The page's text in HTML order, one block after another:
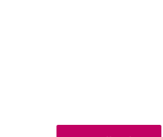
Rechtspraak.nl
Rechtspraak.nl
verlaat Rechtspraak.nl
verlaat Rechtspraak.nl
- U verlaat
nieuwsbrief - U verlaat